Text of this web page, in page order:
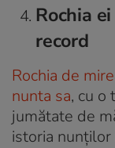
Rochia
record
Rochia de
nunta sa, cu o
jumătate de
istoria nunților